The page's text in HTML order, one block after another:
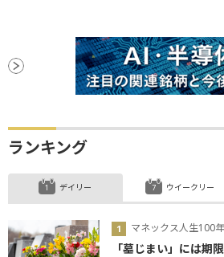
ランキング
デイリー
マネックス人生100
「墓じまい」には期
ウイークリー